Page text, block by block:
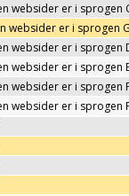
websider er i sprogen
websider er i sprogen
websider er i sprogen
websider er i sprogen
websider er i sprogen
websider er i sprogen